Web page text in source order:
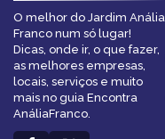
O melhor do Jardim Anália
Franco num só lugar!
Dicas, onde ir, o que fazer,
as melhores empresas,
locais, serviços e muito
mais no guia Encontra
AnáliaFranco.